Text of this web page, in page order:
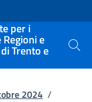
per i
e
Trento e Cerca
2024 /